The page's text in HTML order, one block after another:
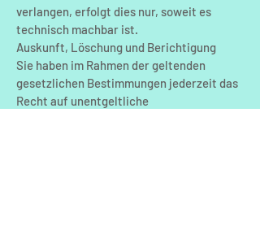
verlangen, erfolgt dies nur, soweit es
technisch machbar ist.
Auskunft, Löschung und Berichtigung
Sie haben im Rahmen der geltenden
gesetzlichen Bestimmungen jederzeit das
Recht auf unentgeltliche